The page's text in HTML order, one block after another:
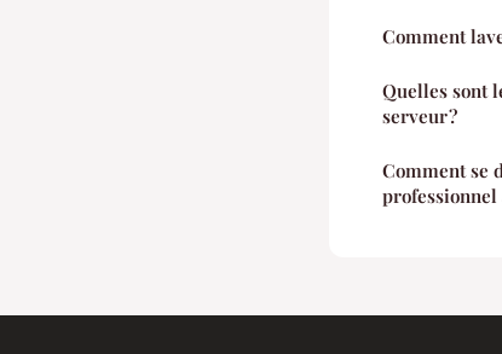
Comment
Quelles sont
serveur ?
Comment se